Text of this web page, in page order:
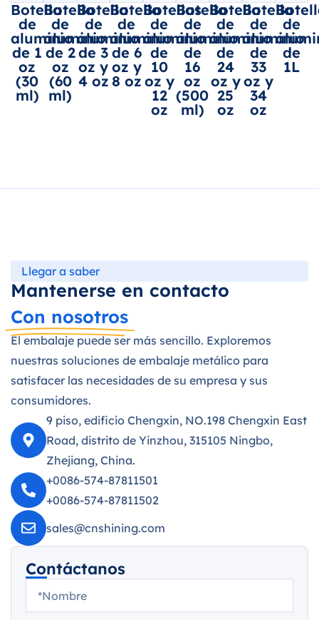
Botella
de
aluminio
de 1
oz
(30
ml)
Botella
de
aluminio
de 2
oz
(60
ml)
Botella
de
aluminio
de 3
oz y
4 oz
Botella
de
aluminio
de 6
oz y
8 oz
Botellas
de
aluminio
de
10
oz y
12
oz
Botella
de
aluminio
de
16
oz
(500
ml)
Botella
de
aluminio
de
24
oz y
25
oz
Botella
de
aluminio
de
33
oz y
34
oz
de
de
1L
Llegar a saber
Mantenerse en contacto
Con nosotros
El embalaje puede ser más sencillo. Exploremos
nuestras soluciones de embalaje metálico para
satisfacer las necesidades de su empresa y sus
consumidores.
9 piso, edificio Chengxin, NO.198 Chengxin East
Road, distrito de Yinzhou, 315105 Ningbo,
Zhejiang, China.
+0086-574-87811501
+0086-574-87811502
sales@cnshining.com
Contáctanos